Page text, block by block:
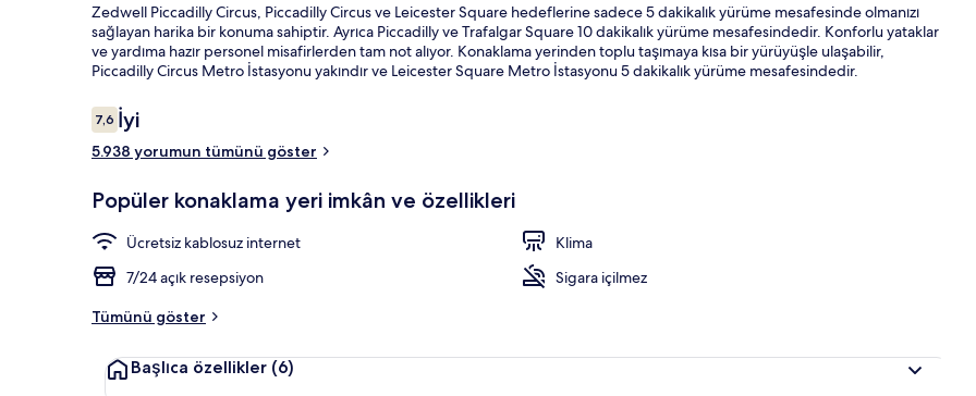
Lobi
Zedwell Piccadilly Circus, Piccadilly Circus ve Leicester Square hedeflerine sadece 5 dakikalık yürüme mesafesinde olmanızı
sağlayan harika bir konuma sahiptir. Ayrıca Piccadilly ve Trafalgar Square 10 dakikalık yürüme mesafesindedir. Konforlu yataklar
ve yardıma hazır personel misafirlerden tam not alıyor. Konaklama yerinden toplu taşımaya kısa bir yürüyüşle ulaşabilir,
Piccadilly Circus Metro İstasyonu yakındır ve Leicester Square Metro İstasyonu 5 dakikalık yürüme mesafesindedir.
Yorumlar
7,67,6/10
İyi
5.938 yorumun tümünü göster
Popüler konaklama yeri imkân ve özellikleri
Ücretsiz kablosuz internet
Klima
7/24 açık resepsiyon
Sigara içilmez
Tümünü göster
Başlıca özellikler (6)